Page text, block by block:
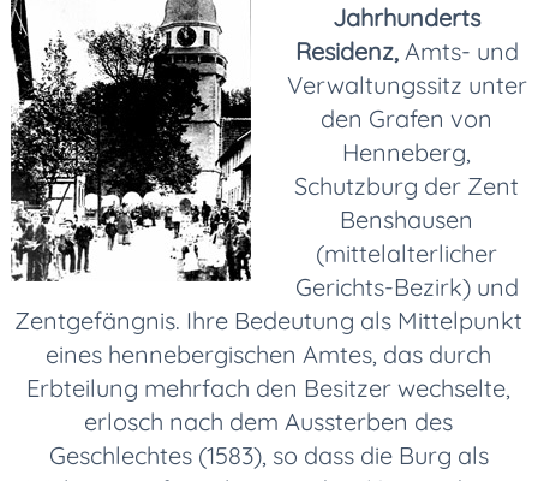
Jahrhunderts
Residenz,Amts- und
Verwaltungssitz unter
den Grafen von
Henneberg,
Schutzburg der Zent
Benshausen
(mittelalterlicher
Gerichts-Bezirk) und
Zentgefängnis. Ihre Bedeutung als Mittelpunkt
eines hennebergischen Amtes, das durch
Erbteilung mehrfach den Besitzer wechselte,
erlosch nach dem Aussterben des
Geschlechtes (1583), so dass die Burg als